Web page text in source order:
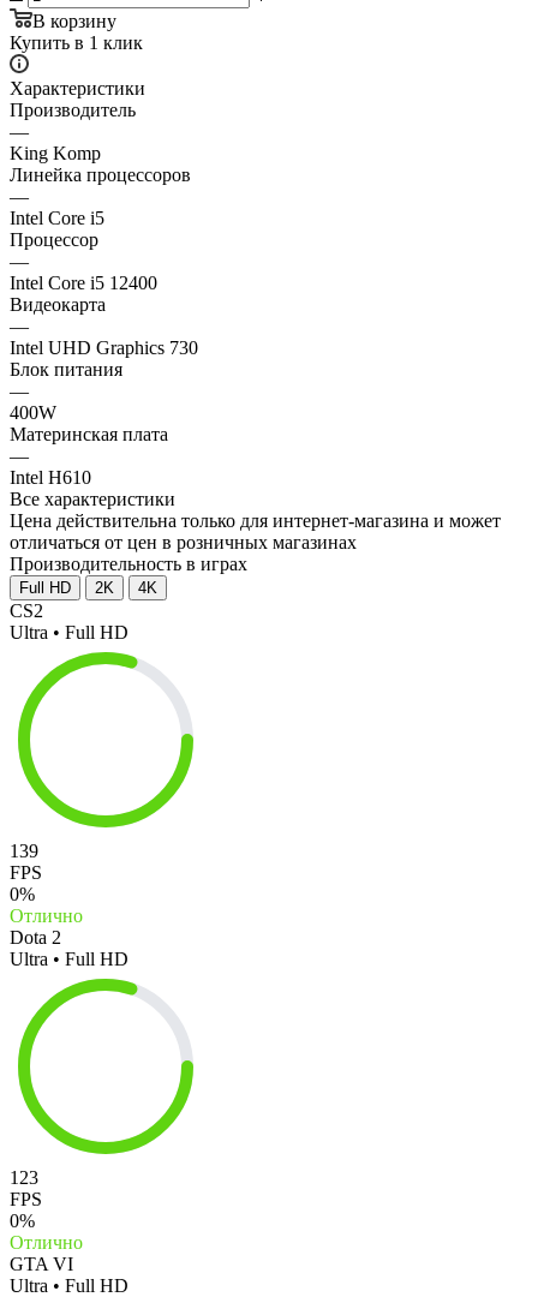
В корзину
Купить в 1 клик
Характеристики
Производитель
—
King Komp
Линейка процессоров
—
Intel Core i5
Процессор
—
Intel Core i5 12400
Видеокарта
—
Intel UHD Graphics 730
Блок питания
—
400W
Материнская плата
—
Intel H610
Все характеристики
Цена действительна только для интернет-магазина и может
отличаться от цен в розничных магазинах
Производительность в играх
Full HD 2K 4K
CS2
Ultra • Full HD
139
FPS
0%
Отлично
Dota 2
Ultra • Full HD
123
FPS
0%
Отлично
GTA VI
Ultra • Full HD